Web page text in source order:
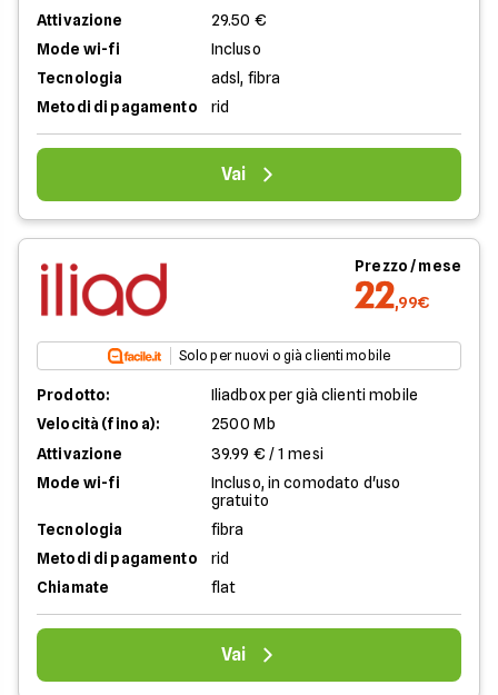
Attivazione
29.50 €
Mode wi-fi
Incluso
Tecnologia
adsl, fibra
Metodi di pagamento
rid
Vai
Prezzo / mese
22,99€
Solo per nuovi o già clienti mobile
Prodotto:
Iliadbox per già clienti mobile
Velocità (fino a):
2500 Mb
Attivazione
39.99 € / 1 mesi
Mode wi-fi
Incluso, in comodato d'uso
gratuito
Tecnologia
fibra
Metodi di pagamento
rid
Chiamate
flat
Vai